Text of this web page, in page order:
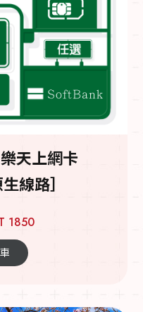
天上網卡
線路］
1850